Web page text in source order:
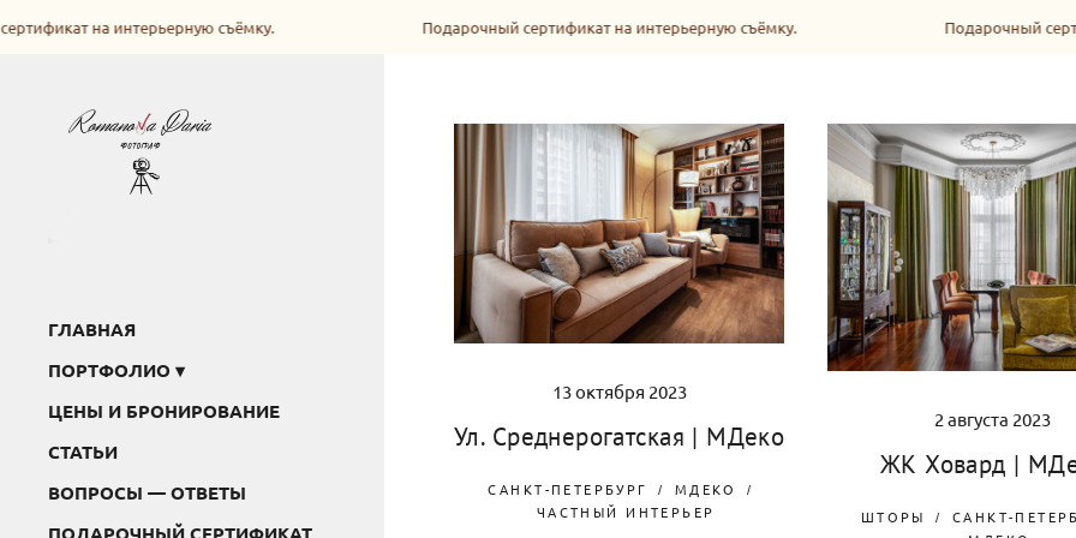
ГЛАВНАЯ
ПОРТФОЛИО
ЦЕНЫ И БРОНИРОВАНИЕ
СТАТЬИ
ВОПРОСЫ — ОТВЕТЫ
ПОДАРОЧНЫЙ СЕРТИФИКАТ
13 октября 2023
Ул. Среднерогатская | МДеко
САНКТ-ПЕТЕРБУРГ
МДЕКО
ЧАСТНЫЙ ИНТЕРЬЕР
2 августа 2023
ЖК Ховард |
ШТОРЫ
САНКТ-
на интерьерную съёмку. Подарочный сертификат на интерьерную съёмку. Подарочный